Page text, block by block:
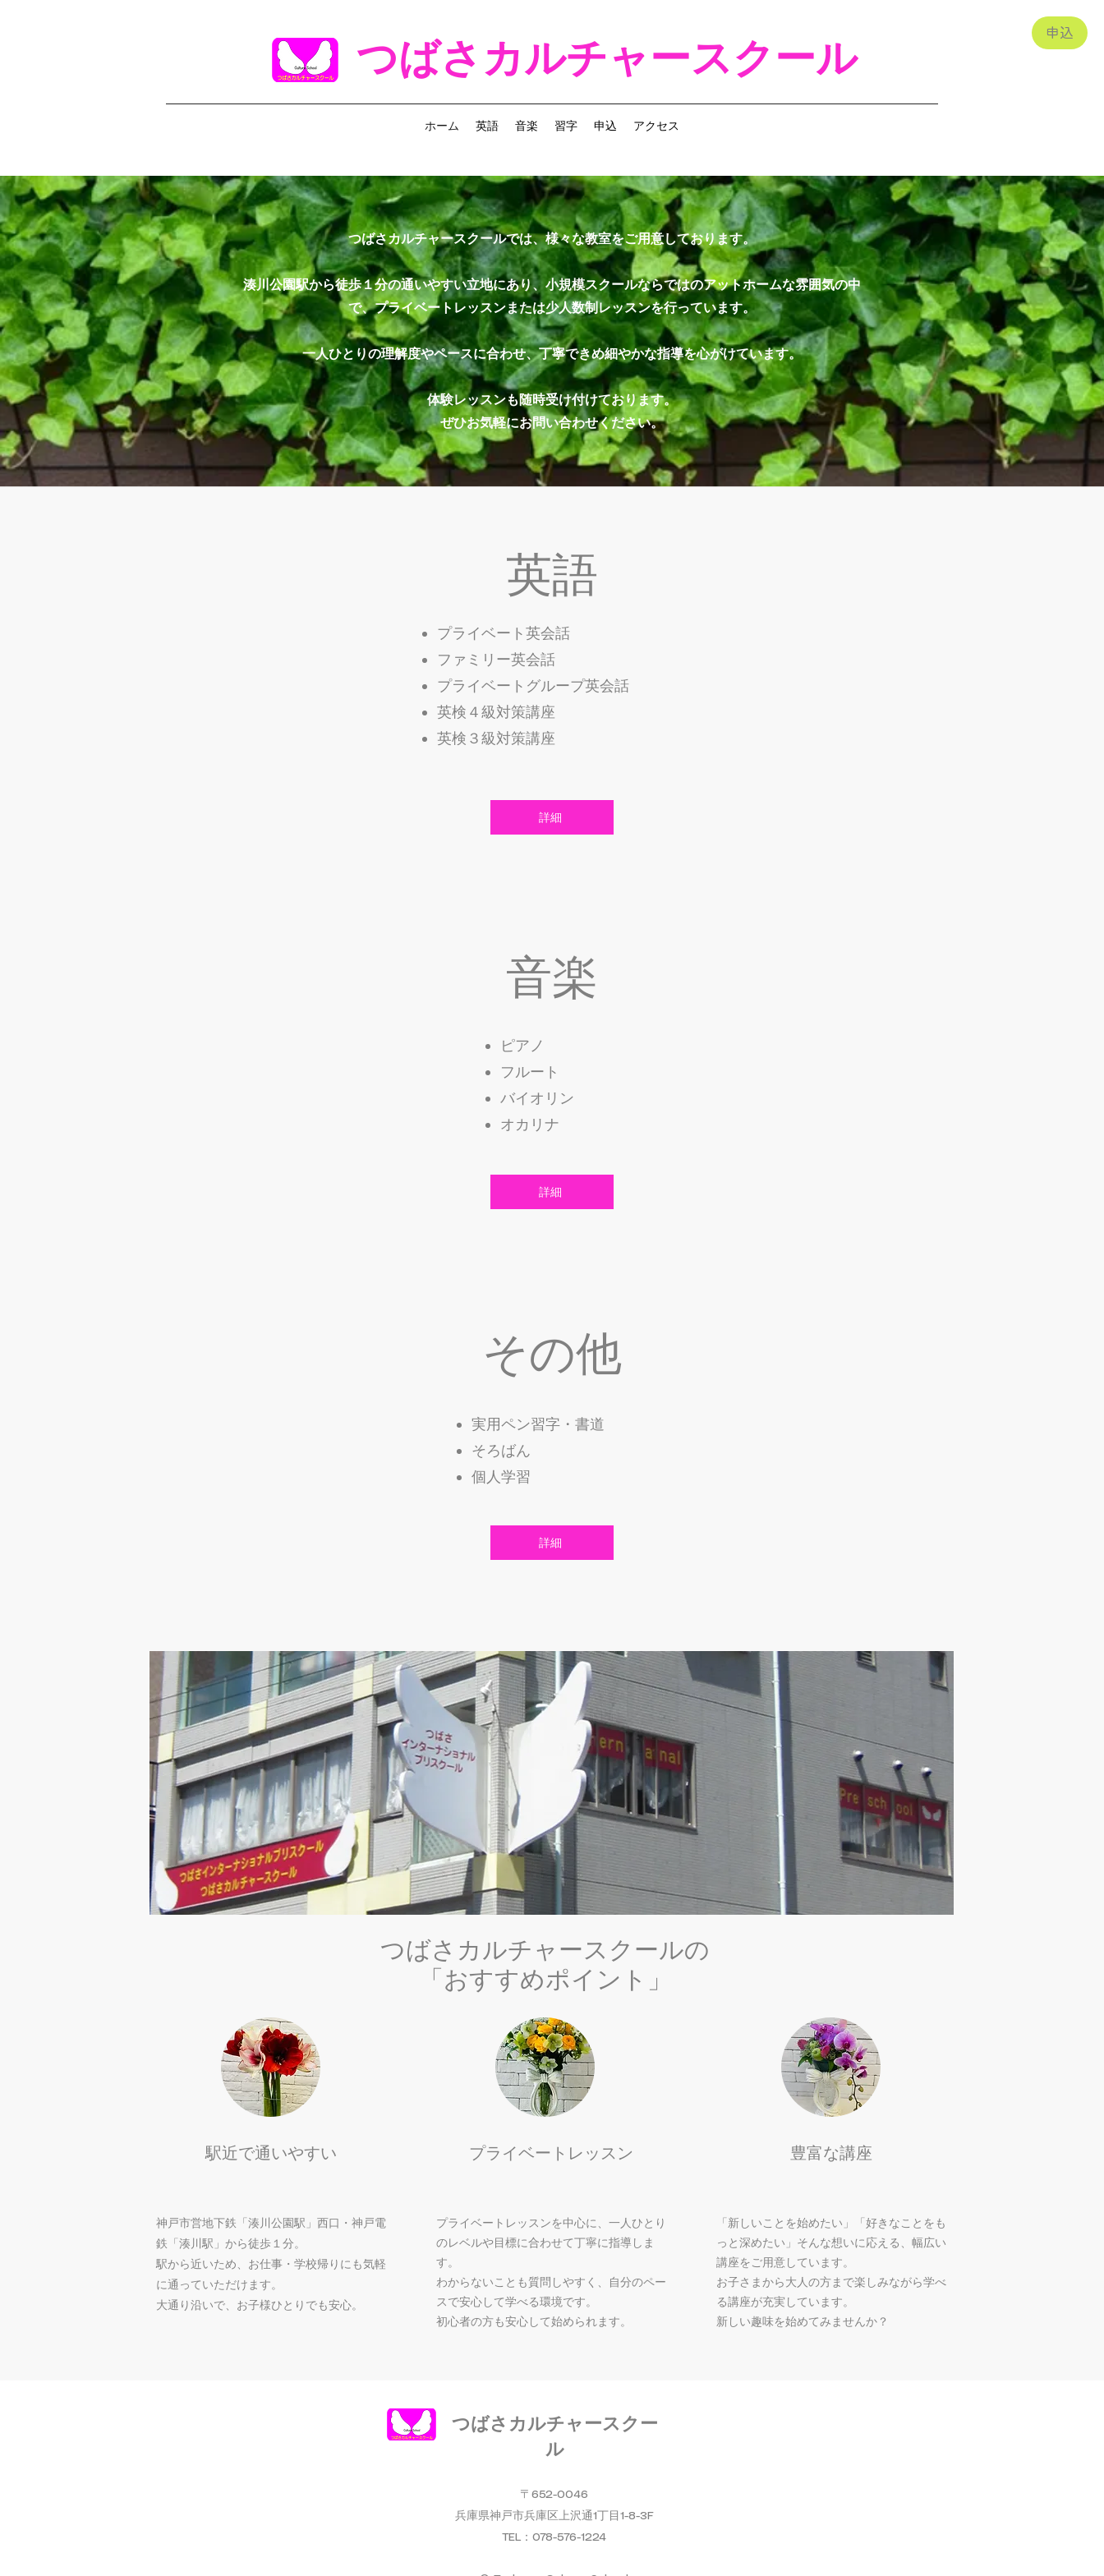
申込
つばさカルチャースクール
ホーム 英語 音楽 習字 申込 アクセス
つばさカルチャースクールでは、様々な教室をご用意しております。
湊川公園駅から徒歩１分の通いやすい立地にあり、小規模スクールならではのアットホームな雰囲気の中
で、プライベートレッスンまたは少人数制レッスンを行っています。
一人ひとりの理解度やペースに合わせ、丁寧できめ細やかな指導を心がけています。
体験レッスンも随時受け付けております。
ぜひお気軽にお問い合わせください。
英語
プライベート英会話
ファミリー英会話
プライベートグループ英会話
英検４級対策講座
​英検３級対策講座
詳細
音楽
ピアノ
フルート
バイオリン
​オカリナ
詳細
その他
実用ペン習字・書道
そろばん
​個人学習
詳細
つばさカルチャースクールの
​「おすすめポイント」
駅近で通いやすい
神戸市営地下鉄「湊川公園駅」西口・神戸電
鉄「湊川駅」から徒歩１分。
駅から近いため、お仕事・学校帰りにも気軽
に通っていただけます。
​大通り沿いで、お子様ひとりでも安心。
プライベートレッスン
プライベートレッスンを中心に、一人ひとり
のレベルや目標に合わせて丁寧に指導しま
す。
わからないことも質問しやすく、自分のペー
スで安心して学べる環境です。
初心者の方も安心して始められます。
豊富な講座
「新しいことを始めたい」「好きなことをも
っと深めたい」そんな想いに応える、幅広い
講座をご用意しています。
お子さまから大人の方まで楽しみながら学べ
る講座が充実しています。
新しい趣味を始めてみませんか？
つばさカルチャースクー
ル
〒652-0046
兵庫県神戸市兵庫区上沢通1丁目1-8-3F
TEL：078-576-1224